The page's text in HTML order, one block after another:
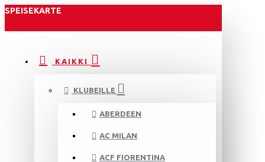
SPEISEKARTE
KAIKKI
KLUBEILLE
ABERDEEN
AC MILAN
ACF FIORENTINA